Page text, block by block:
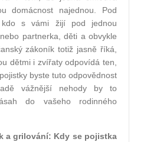
domácnost najednou. Pod
s vámi žijí pod jednou
partnerka, děti a obvykle
zákoník totiž jasně říká,
dětmi i zvířaty odpovídá ten,
byste tuto odpovědnost
vážnější nehody by to
do vašeho rodinného
a grilování: Kdy se pojistka